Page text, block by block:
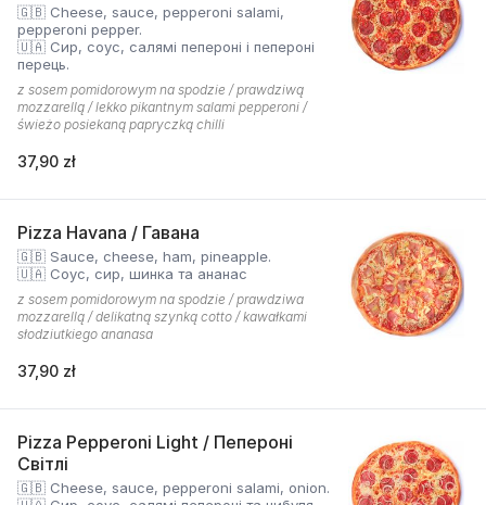
🇬🇧 Cheese, sauce, pepperoni salami,
pepperoni pepper.
🇺🇦 Сир, соус, салямі пепероні і пепероні
перець.
z sosem pomidorowym na spodzie / prawdziwą
mozzarellą / lekko pikantnym salami pepperoni /
świeżo posiekaną papryczką chilli
37,90 zł
Pizza Havana / Гавана
🇬🇧 Sauce, cheese, ham, pineapple.
🇺🇦 Соус, сир, шинка та ананас
z sosem pomidorowym na spodzie / prawdziwa
mozzarellą / delikatną szynką cotto / kawałkami
słodziutkiego ananasa
37,90 zł
Pizza Pepperoni Light / Пепероні
Світлі
🇬🇧 Cheese, sauce, pepperoni salami, onion.